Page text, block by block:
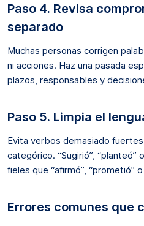
Paso 4. Revisa
separado
Muchas personas corrigen
ni acciones. Haz una pasada
plazos, responsables y
Paso 5. Limpia el
Evita verbos demasiado
categórico. “Sugirió”, “planteó”
fieles que “afirmó”, “prometió” o
Errores comunes que